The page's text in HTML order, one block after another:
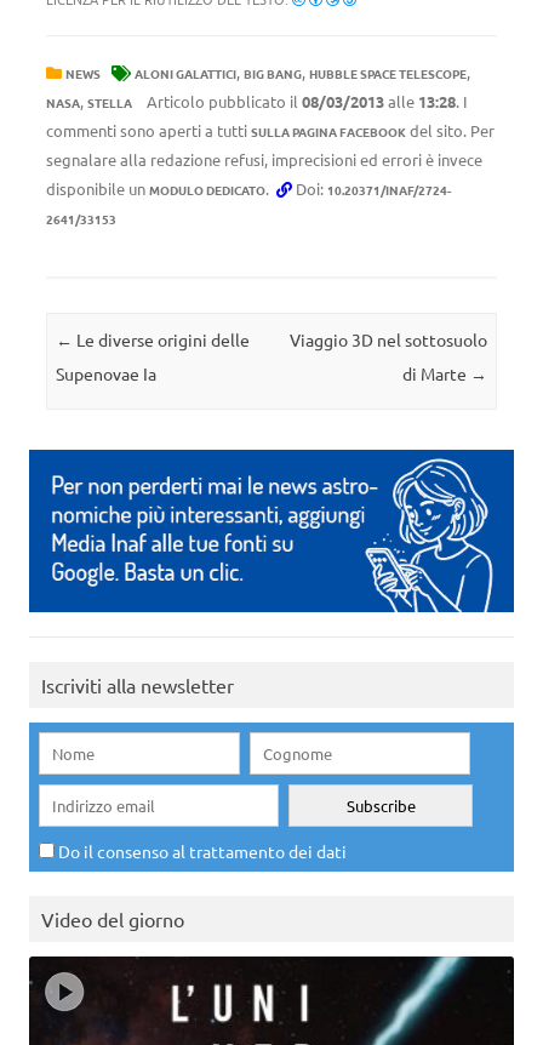
NEWS ALONI GALATTICI, BIG BANG, HUBBLE SPACE TELESCOPE,
NASA, STELLA Articolo pubblicato il 08/03/2013alle 13:28. I
commenti sono aperti a tutti SULLA PAGINA FACEBOOK del sito. Per
segnalare alla redazione refusi, imprecisioni ed errori è invece
disponibile un MODULO DEDICATO. Doi: 10.20371/INAF/2724-
2641/33153
Navigazione articolo
← Le diverse origini delle
Supenovae Ia
Viaggio 3D nel sottosuolo
di Marte →
Iscriviti alla newsletter
Do il consenso al trattamento dei dati
Video del giorno